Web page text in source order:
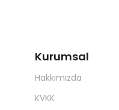
Kurumsal
Hakkımızda
KVKK